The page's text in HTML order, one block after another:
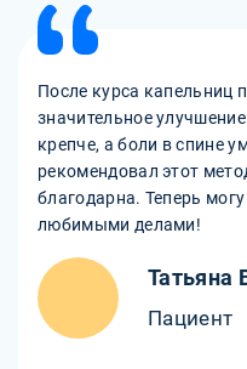
После курса капельниц
значительное
крепче, а боли в спине
рекомендовал этот
благодарна. Теперь
любимыми делами!
Татьяна
Пациент